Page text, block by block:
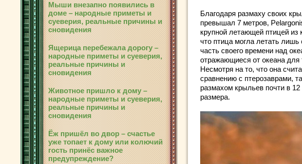
Мыши внезапно появились в
доме – народные приметы и
суеверия, реальные причины и
сновидения
Ящерица перебежала дорогу –
народные приметы и суеверия,
реальные причины и
сновидения
Животное пришло к дому –
народные приметы и суеверия,
реальные причины и
сновидения
Ёж пришёл во двор – счастье
уже топает к дому или колючий
гость принёс важное
предупреждение?
Благодаря размаху своих
превышал 7 метров,
крупной летающей птицей
что птица могла летать
часть своего времени над
отражающиеся от океана для
Несмотря на то, что она
сравнению с птерозаврами,
размахом крыльев почти в
размера.